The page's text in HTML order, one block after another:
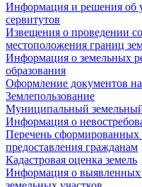
Информация и решения об
сервитутов
Извещения о проведении
местоположения границ
Информация о земельных
образования
Оформление документов
Землепользование
Муниципальный
Информация о
Перечень сформированных
предоставления гражданам
Кадастровая оценка земель
Информация о выявленных